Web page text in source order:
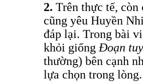
2. Trên thực tế, còn
cũng yêu Huyền
đáp lại. Trong bài
khỏi giốngĐoạn
thường) bên cạnh
lựa chọn trong lòng.